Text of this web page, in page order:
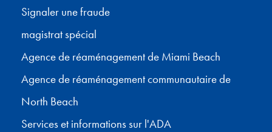
Signaler une fraude
magistrat spécial
Agence de réaménagement de Miami Beach
Agence de réaménagement communautaire de
North Beach
Services et informations sur l'ADA